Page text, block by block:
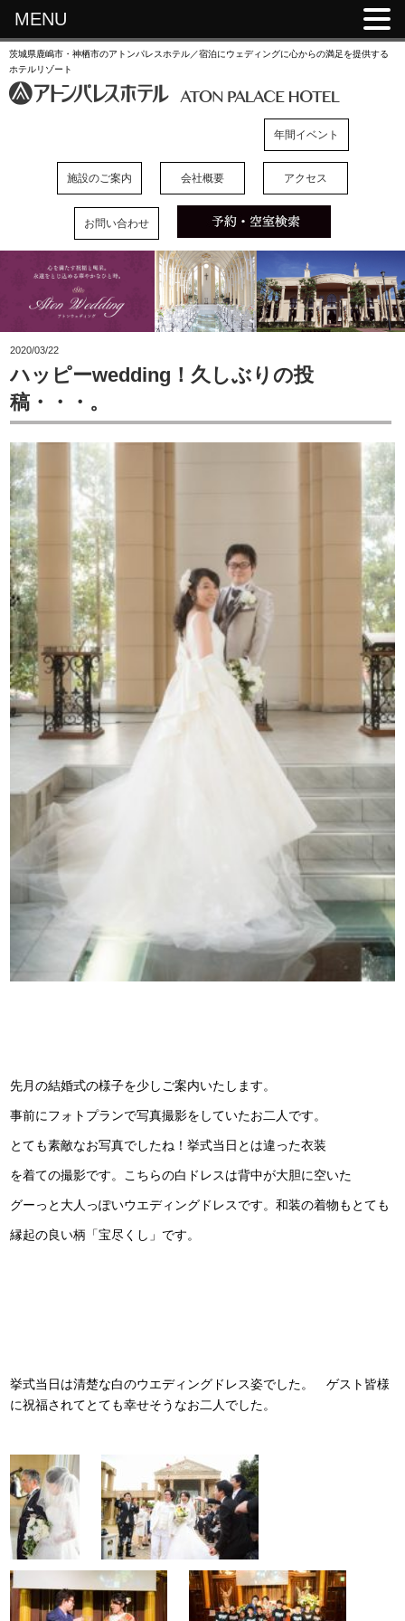
茨城県鹿嶋市・神栖市のアトンパレスホテル／宿泊にウェディングに心からの満足を提供する
ホテルリゾート
年間イベント
施設のご案内 会社概要 アクセス
お問い合わせ
2020/03/22
ハッピーwedding！久しぶりの投
稿・・・。
先月の結婚式の様子を少しご案内いたします。
事前にフォトプランで写真撮影をしていたお二人です。
とても素敵なお写真でしたね！挙式当日とは違った衣装
を着ての撮影です。こちらの白ドレスは背中が大胆に空いた
グーっと大人っぽいウエディングドレスです。和装の着物もとても
縁起の良い柄「宝尽くし」です。
挙式当日は清楚な白のウエディングドレス姿でした。 ゲスト皆様
に祝福されてとても幸せそうなお二人でした。
MENU